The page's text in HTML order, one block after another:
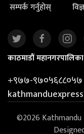
सम्पर्क गर्नुहोस्
काठमाडौं
+९७७-९७०५६८८०५७
©2026 Kathmandu